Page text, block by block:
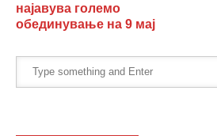
најавува големо
обединување на 9 мај